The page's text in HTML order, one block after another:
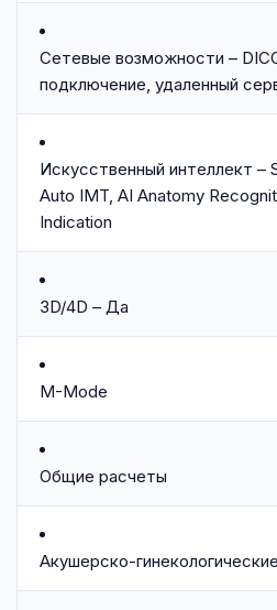
Сетевые возможности –
подключение, удаленный
Искусственный интеллект –
Auto IMT, AI Anatomy
Indication
3D/4D – Да
M-Mode
Общие расчеты
Акушерско-